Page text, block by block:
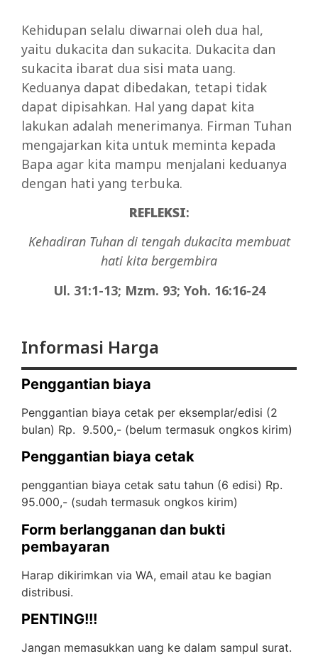
Kehidupan selalu diwarnai oleh dua hal,
yaitu dukacita dan sukacita. Dukacita dan
sukacita ibarat dua sisi mata uang.
Keduanya dapat dibedakan, tetapi tidak
dapat dipisahkan. Hal yang dapat kita
lakukan adalah menerimanya. Firman Tuhan
mengajarkan kita untuk meminta kepada
Bapa agar kita mampu menjalani keduanya
dengan hati yang terbuka.
REFLEKSI:
Kehadiran Tuhan di tengah dukacita membuat
hati kita bergembira
Ul. 31:1-13; Mzm. 93; Yoh. 16:16-24
Informasi Harga
Penggantian biaya
Penggantian biaya cetak per eksemplar/edisi (2
bulan) Rp. 9.500,- (belum termasuk ongkos kirim)
Penggantian biaya cetak
penggantian biaya cetak satu tahun (6 edisi) Rp.
95.000,- (sudah termasuk ongkos kirim)
Form berlangganan dan bukti
pembayaran
Harap dikirimkan via WA, email atau ke bagian
distribusi.
PENTING!!!
Jangan memasukkan uang ke dalam sampul surat.